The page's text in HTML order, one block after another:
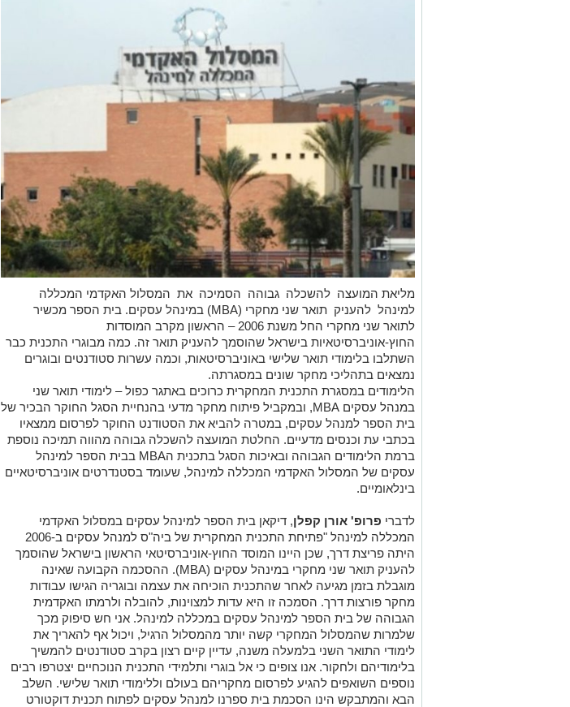
מליאת המועצה להשכלה גבוהה הסמיכה את המסלול האקדמי המכללה
למינהל להעניק תואר שני מחקרי (MBA) במינהל עסקים. בית הספר מכשיר
לתואר שני מחקרי החל משנת 2006 – הראשון מקרב המוסדות
החוץ-אוניברסיטאיות בישראל שהוסמך להעניק תואר זה. כמה מבוגרי התכנית כבר
השתלבו בלימודי תואר שלישי באוניברסיטאות, וכמה עשרות סטודנטים ובוגרים
נמצאים בתהליכי מחקר שונים במסגרתה.
הלימודים במסגרת התכנית המחקרית כרוכים באתגר כפול – לימודי תואר שני
במנהל עסקים MBA, ובמקביל פיתוח מחקר מדעי בהנחיית הסגל החוקר הבכיר של
בית הספר למנהל עסקים, במטרה להביא את הסטודנט החוקר לפרסום ממצאיו
בכתבי עת וכנסים מדעיים. החלטת המועצה להשכלה גבוהה מהווה תמיכה נוספת
ברמת הלימודים הגבוהה ובאיכות הסגל בתכנית הMBA בבית הספר למינהל
עסקים של המסלול האקדמי המכללה למינהל, שעומד בסטנדרטים אוניברסיטאיים
בינלאומיים.
לדברי פרופ' אורן קפלן, דיקאן בית הספר למינהל עסקים במסלול האקדמי
המכללה למינהל "פתיחת התכנית המחקרית של ביה"ס למנהל עסקים ב-2006
היתה פריצת דרך, שכן היינו המוסד החוץ-אוניברסיטאי הראשון בישראל שהוסמך
להעניק תואר שני מחקרי במינהל עסקים (MBA). ההסכמה הקבועה שאינה
מוגבלת בזמן מגיעה לאחר שהתכנית הוכיחה את עצמה ובוגריה הגישו עבודות
מחקר פורצות דרך. הסמכה זו היא עדות למצוינות, להובלה ולרמתו האקדמית
הגבוהה של בית הספר למינהל עסקים במכללה למינהל. אני חש סיפוק מכך
שלמרות שהמסלול המחקרי קשה יותר מהמסלול הרגיל, ויכול אף להאריך את
לימודי התואר השני בלמעלה משנה, עדיין קיים רצון בקרב סטודנטים להמשיך
בלימודיהם ולחקור. אנו צופים כי אל בוגרי ותלמידי התכנית הנוכחיים יצטרפו רבים
נוספים השואפים להגיע לפרסום מחקריהם בעולם וללימודי תואר שלישי. השלב
הבא והמתבקש הינו הסכמת בית ספרנו למנהל עסקים לפתוח תכנית דוקטורט